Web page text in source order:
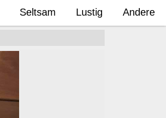
Seltsam Lustig Andere